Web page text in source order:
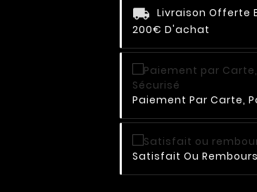
Livraison Offerte
200€ D'achat
Paiement Par Carte,
Satisfait Ou